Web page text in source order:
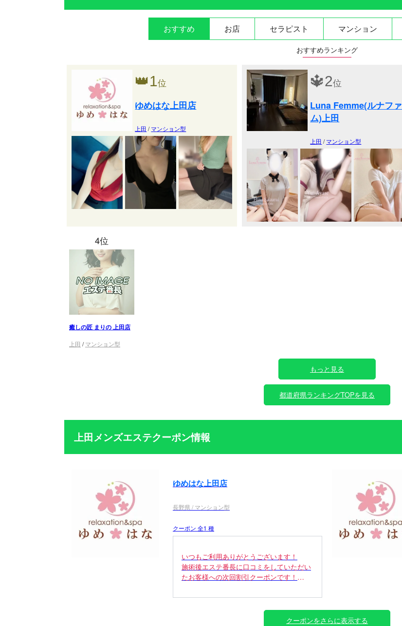
おすすめ お店 セラピスト マンション
おすすめランキング
👑1位
ゆめはな上田店
上田 /マンション型
🔱2位
Luna Femme(ルナファ
ム)上田
上田 /マンション型
4位
癒しの匠 まりの 上田店
上田 /マンション型
もっと見る
都道府県ランキングTOPを見る
上田メンズエステクーポン情報
ゆめはな上田店
長野県 / マンション型
クーポン 全1 種
いつもご利用ありがとうございます！
施術後エステ番長に口コミをしていただい
たお客様への次回割引クーポンです！
150分・180分コース2,000円割引
クーポンをさらに表示する